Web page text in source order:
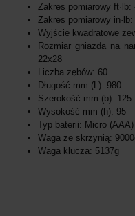
Zakres pomiarowy ft·lb:
Zakres pomiarowy in·lb:
Wyjście kwadratowe
Rozmiar gniazda na
22x28
Liczba zębów: 60
Długość mm (L): 980
Szerokość mm (b): 125
Wysokość mm (h): 95
Typ baterii: Micro
Waga ze skrzynią:
Waga klucza: 5137g